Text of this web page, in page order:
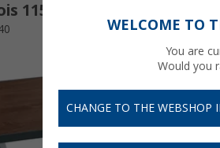
115 x 70 cm Dukdalf
WELCOME TO
You are
Would you
CHANGE TO THE WEBSHOP